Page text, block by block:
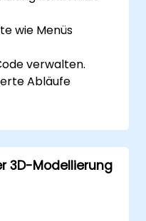
wie Menüs
verwalten.
Abläufe
und
3D-Modellierung